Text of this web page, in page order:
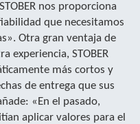
nos proporciona
que necesitamos
Otra gran ventaja de
experiencia, STOBER
más cortos y
de entrega que sus
«En el pasado,
aplicar valores para el